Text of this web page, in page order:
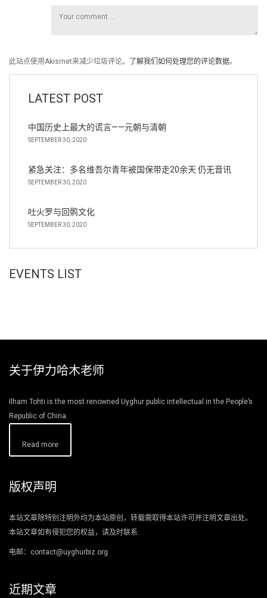
此站点使用Akismet来减少垃圾评论。 了解我们如何处理您的评论数据。
LATEST POST
中国历史上最大的谎言——元朝与清朝
SEPTEMBER 30, 2020
紧急关注：多名维吾尔青年被国保带走20余天 仍无音讯
SEPTEMBER 30, 2020
吐火罗与回鹘文化
SEPTEMBER 30, 2020
EVENTS LIST
关于伊力哈木老师
Ilham Tohti is the most renowned Uyghur public intellectual in the People’s
Republic of China.
Read more
版权声明
本站文章除特别注明外均为本站原创，转载需取得本站许可并注明文章出处。
本站文章如有侵犯您的权益，请及时联系.
电邮：contact@uyghurbiz.org
近期文章